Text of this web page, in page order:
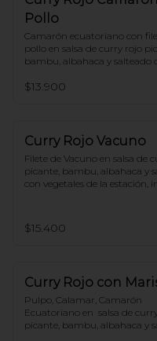
Pollo
Camarón ecuatoriano con
pollo en salsa de curry rojo
bambu, albahaca y salteado
porción de arroz blanco.
$13.900
Curry Rojo Vacuno
Filete de Vacuno en salsa de
picante, bambu, albahaca y
con vegetales de la estación,
$15.400
Curry Rojo con
Pulpo, Calamar, Camarón
Ecuatoriano en  salsa de
picante, bambu, albahaca y